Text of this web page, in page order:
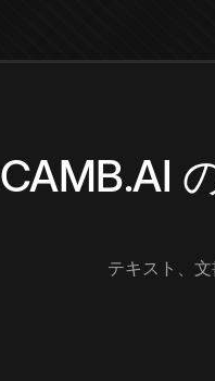
CAMB.AI
テキスト、